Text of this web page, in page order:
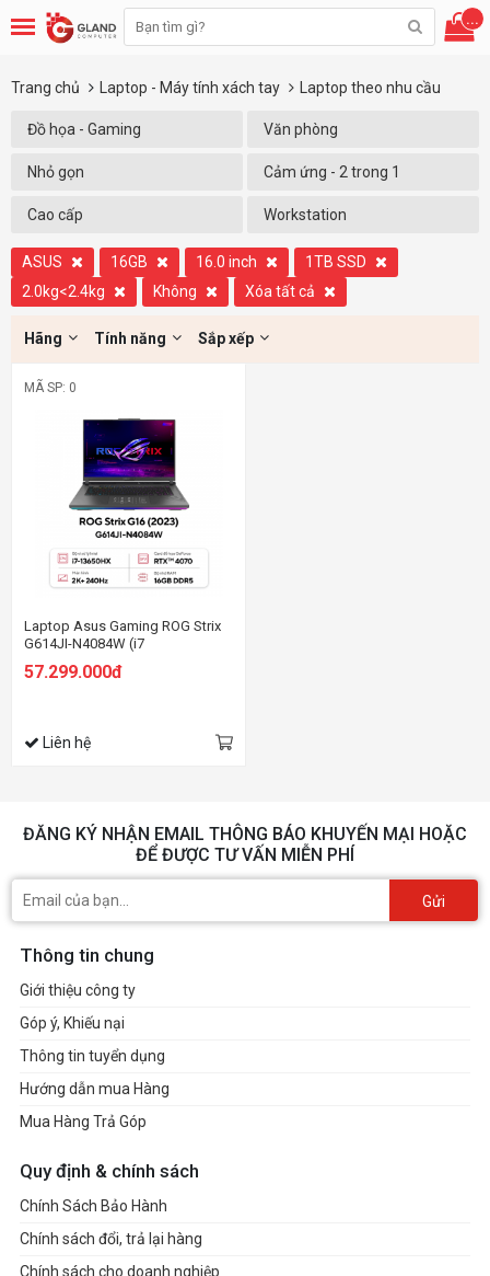
...
Trang chủ Laptop - Máy tính xách tay Laptop theo nhu cầu
Đồ họa - Gaming Văn phòng
Nhỏ gọn Cảm ứng - 2 trong 1
Cao cấp Workstation
ASUS 16GB 16.0 inch
1TB SSD
2.0kg<2.4kg
Không Xóa tất cả
Hãng Tính năng Sắp xếp
MÃ SP: 0
Laptop Asus Gaming ROG Strix
G614JI-N4084W (i7
SSD/16 QHD 240hz/RTX 4070
57.299.000đ
Liên hệ
ĐĂNG KÝ NHẬN EMAIL THÔNG BÁO KHUYẾN MẠI HOẶC
ĐỂ ĐƯỢC TƯ VẤN MIỄN PHÍ
Gửi
Thông tin chung
Giới thiệu công ty
Góp ý, Khiếu nại
Thông tin tuyển dụng
Hướng dẫn mua Hàng
Mua Hàng Trả Góp
Quy định & chính sách
Chính Sách Bảo Hành
Chính sách đổi, trả lại hàng
Chính sách cho doanh nghiệp